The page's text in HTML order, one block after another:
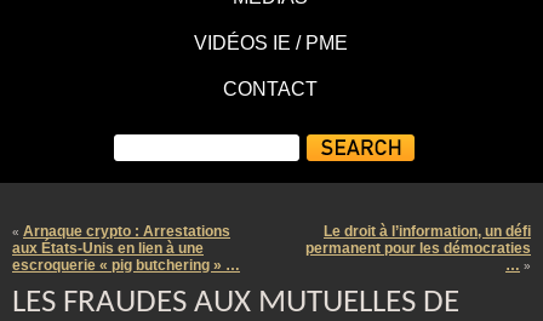
VIDÉOS IE / PME
CONTACT
« Arnaque crypto : Arrestations
aux États-Unis en lien à une
escroquerie « pig butchering » …
Le droit à l’information, un défi
permanent pour les démocraties
… »
LES FRAUDES AUX MUTUELLES DE